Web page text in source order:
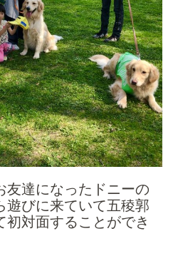
友達になったドニーの
遊びに来ていて五稜郭
対面することができ